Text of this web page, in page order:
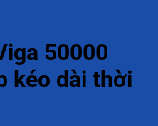
50000
kéo dài thời